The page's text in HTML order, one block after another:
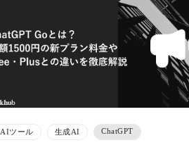
AIツール 生成AI ChatGPT